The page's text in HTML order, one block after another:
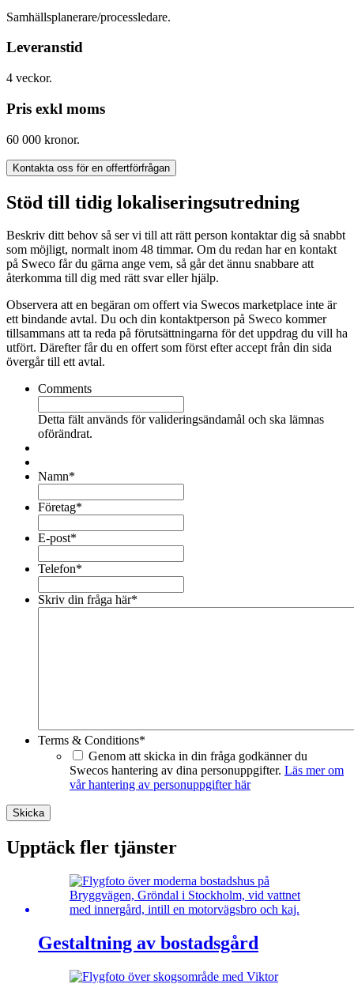
Samhällsplanerare/processledare.
Leveranstid
4 veckor.
Pris exkl moms
60 000 kronor.
Kontakta oss för en offertförfrågan
Stöd till tidig lokaliseringsutredning
Beskriv ditt behov så ser vi till att rätt person kontaktar dig så snabbt
som möjligt, normalt inom 48 timmar. Om du redan har en kontakt
på Sweco får du gärna ange vem, så går det ännu snabbare att
återkomma till dig med rätt svar eller hjälp.
Observera att en begäran om offert via Swecos marketplace inte är
ett bindande avtal. Du och din kontaktperson på Sweco kommer
tillsammans att ta reda på förutsättningarna för det uppdrag du vill ha
utfört. Därefter får du en offert som först efter accept från din sida
övergår till ett avtal.
Comments
Detta fält används för valideringsändamål och ska lämnas
oförändrat.
Namn*
Företag*
E-post*
Telefon*
Skriv din fråga här*
Terms & Conditions*
Genom att skicka in din fråga godkänner du
Swecos hantering av dina personuppgifter. Läs mer om
vår hantering av personuppgifter här
Skicka
Upptäck fler tjänster
Gestaltning av bostadsgård